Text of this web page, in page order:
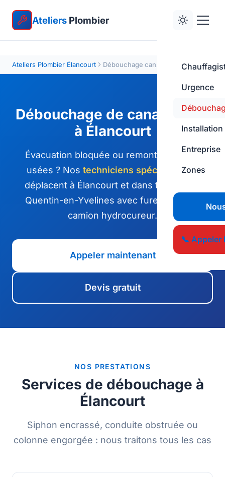
Ateliers Plombier
Urgence
Installation
Entreprise
Zones
📞 Appeler
Ateliers Plombier Élancourt Débouchage canalisation
Débouchage de canalisation
à Élancourt
Évacuation bloquée ou remontée d'eaux
usées ? Nos techniciens spécialisésse
déplacent à Élancourt et dans tout Saint-
Quentin-en-Yvelines avec furet rotatif et
camion hydrocureur.
Appeler maintenant
Devis gratuit
NOS PRESTATIONS
Services de débouchage à
Élancourt
Siphon encrassé, conduite obstruée ou
colonne engorgée : nous traitons tous les cas